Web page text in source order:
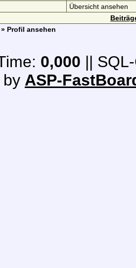
Übersicht ansehen
Profil ansehen
0,000 ||
by ASP-